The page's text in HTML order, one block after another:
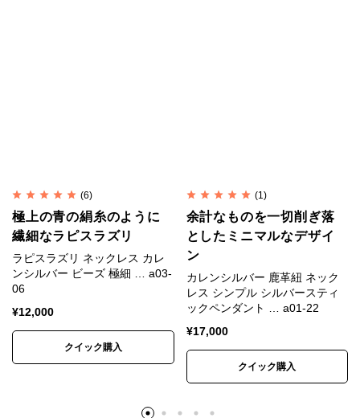
※カレンシルバー、天然石、アンティークビーズは素
材の特性上、刻印や形、色合い、風合い、小さなキズ
など個体差があります。素材や製法の特性としてご理
解ください。
※入荷時期によって色味、形状、表情に若干の違いが
や端末の設定、照明、写真の拡大により、実物より大
きく見えたり、色味が異なって見える場合がありま
※昨今の銀価格高騰と相場の大きな変動を受け、仕入
(6)
極上の青の絹糸のように
繊細なラピスラズリ
ラピスラズリ ネックレス カレ
ンシルバー ビーズ 極細 … a03-
06
¥12,000
クイック購入
(1)
余計なものを一切削ぎ落
としたミニマルなデザイ
ン
カレンシルバー 鹿革紐 ネック
レス シンプル シルバースティ
ックペンダント … a01-22
¥17,000
クイック購入